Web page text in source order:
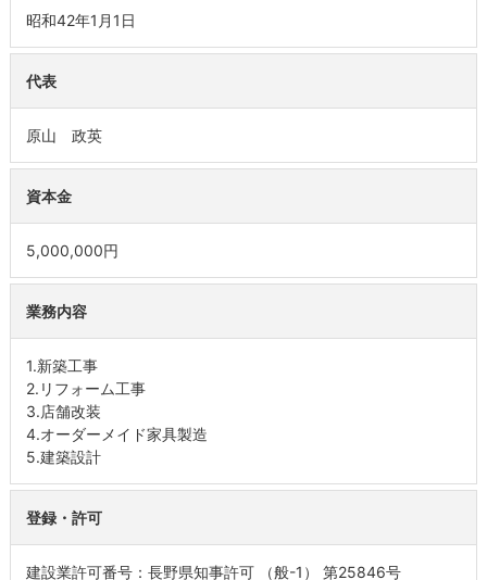
昭和42年1月1日
代表
原山 政英
資本金
5,000,000円
業務内容
1.新築工事
2.リフォーム工事
3.店舗改装
4.オーダーメイド家具製造
5.建築設計
登録・許可
建設業許可番号：長野県知事許可 （般-1） 第25846号